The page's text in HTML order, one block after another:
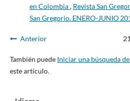
en Colombia, Revista San
San Gregorio. ENERO-JUNIO
Anterior
También puede Iniciar una búsqueda
este artículo.